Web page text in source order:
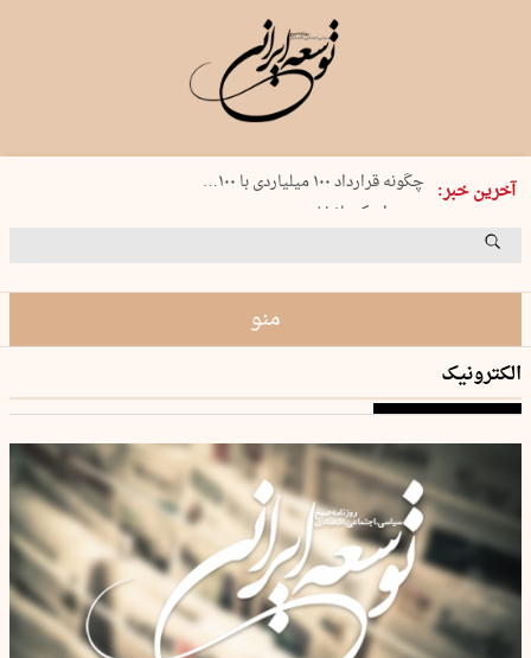
آخرین خبر:
چگونه قرارداد ۱۰۰ میلیاردی با ۱۰۰…
پنجره‌ای که باز نشد
۲۴۱ دقیقه جنون
توافق ایران و عمان گره بحران را باز م…
منو
الکترونیک